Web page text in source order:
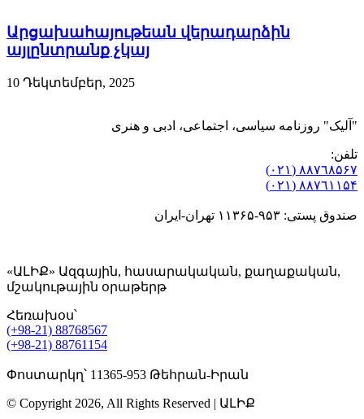
Արցախահայութեան վերադարձին
այլընտրանք չկայ
10 Դեկտեմբեր, 2025
"آلیک" روزنامه سیاسی، اجتماعی، ادبی و هنری
تلفن:
٨۸٧٦٨۵۶۷ (٠٢١)
٨۸٧٦۱۱۵۴ (٠٢١)
صندوق پستی: ۹۵۳-۱۱۳۶۵ تهران-ایران
«ԱԼԻՔ» Ազգային, հասարակական, քաղաքական,
մշակութային օրաթերթ
Հեռախօս՝
(+98-21) 88768567
(+98-21) 88761154
Փոստարկղ՝ 11365-953 Թեհրան-Իրան
© Copyright 2026, All Rights Reserved | ԱԼԻՔ